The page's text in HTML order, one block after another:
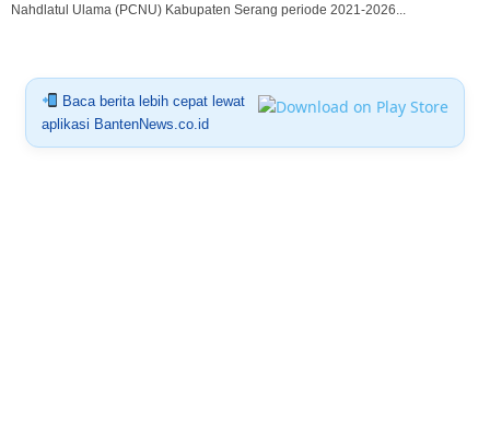
Nahdlatul Ulama (PCNU) Kabupaten Serang periode 2021-2026...
Baca berita lebih cepat lewat
aplikasi BantenNews.co.id